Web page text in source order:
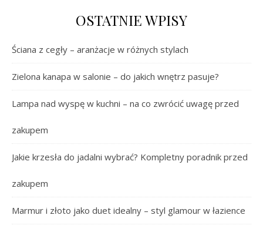
OSTATNIE WPISY
Ściana z cegły – aranżacje w różnych stylach
Zielona kanapa w salonie – do jakich wnętrz pasuje?
Lampa nad wyspę w kuchni – na co zwrócić uwagę przed
zakupem
Jakie krzesła do jadalni wybrać? Kompletny poradnik przed
zakupem
Marmur i złoto jako duet idealny – styl glamour w łazience